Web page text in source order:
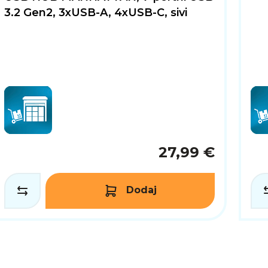
3.2 Gen2, 3xUSB-A, 4xUSB-C, sivi
27,99 €
Dodaj